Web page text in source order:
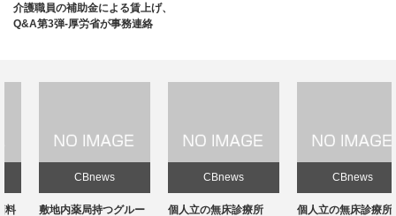
介護職員の補助金による賃上げ、
Q&A第3弾-厚労省が事務連絡
CBnews
敷地内薬局持つグルー
CBnews
個人立の無床診療所
CBnews
個人立の無床診療所